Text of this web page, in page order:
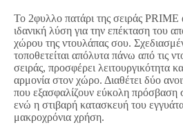
was:
€55.00.
τιμή
είναι:
€44.00.
Το 2φυλλο πατάρι της σειράς PRIME
ιδανική λύση για την επέκταση του
χώρου της ντουλάπας σου.
τοποθετείται απόλυτα πάνω από τις
σειράς, προσφέρει λειτουργικότητα
αρμονία στον χώρο. Διαθέτει δύο
που εξασφαλίζουν εύκολη πρόσβαση
ενώ η στιβαρή κατασκευή του
μακροχρόνια χρήση.